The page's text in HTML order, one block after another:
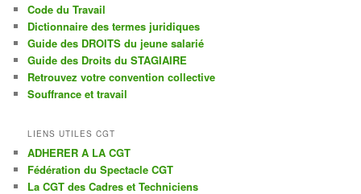
r
c
h
e
Code du Travail
Dictionnaire des termes juridiques
Guide des DROITS du jeune salarié
Guide des Droits du STAGIAIRE
Retrouvez votre convention collective
Souffrance et travail
LIENS UTILES CGT
ADHERER A LA CGT
Fédération du Spectacle CGT
La CGT des Cadres et Techniciens